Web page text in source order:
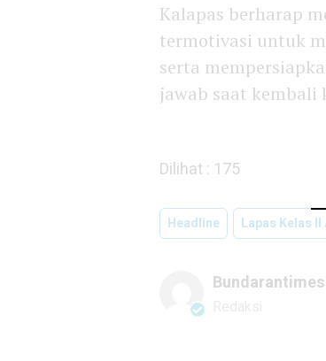
Kalapas berharap
termotivasi untuk
serta
jawab saat kembali
Dilihat : 175
Headline Lapas Kelas II